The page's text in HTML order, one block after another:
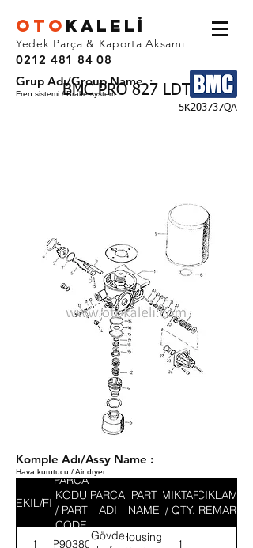
OTO KALEL İ
Yedek Parça & Kaporta Aksamı
0212 481 84 08
BMC PRO 827 LDT
Grup Adı/Group Name :
Fren sistemi / Brake system
5K203737QA
Komple Adı/Assy Name :
Hava kurutucu / Air dryer
SEKIL/FIG
PARCA
KODU
/ PART
CODE
PARCA
ADI
PART
NAME
MIKTAR
/ QTY.
ACIKLAMA
/ REMARK
1 9P903806
GövdeHousing-
1